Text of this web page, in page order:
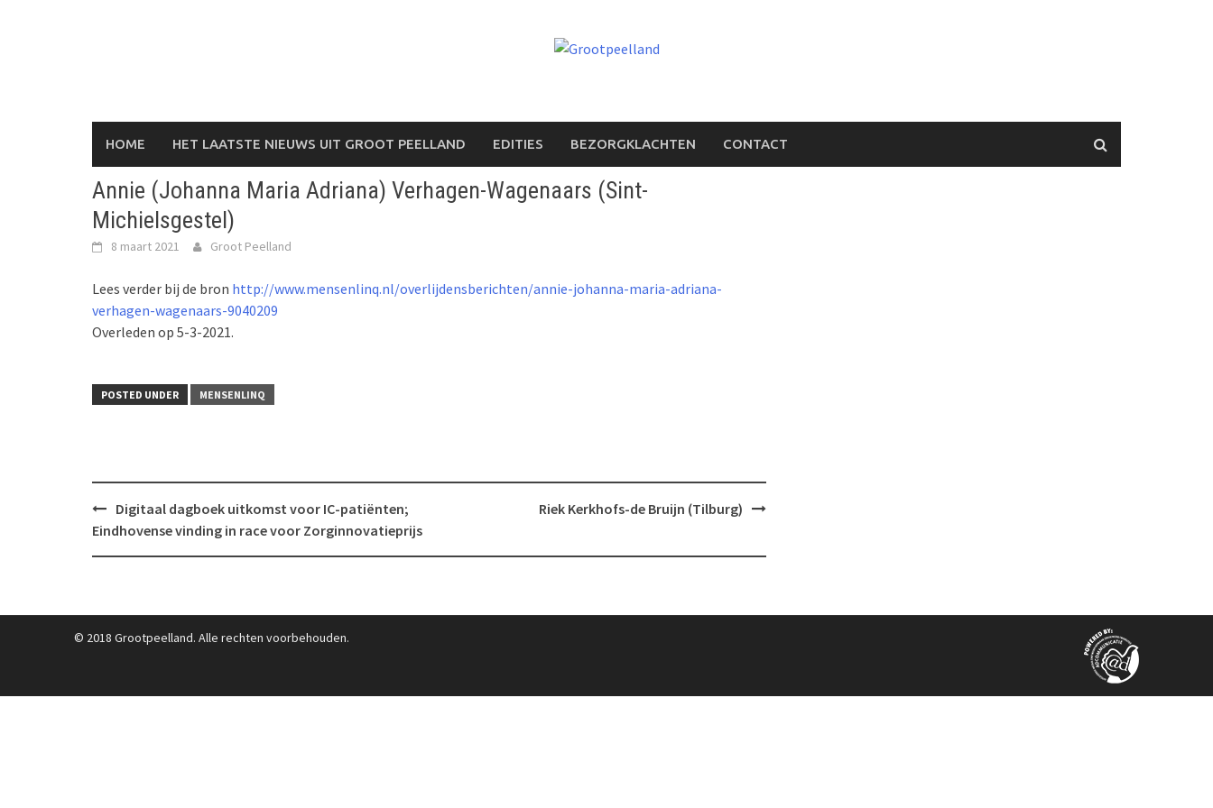
HOME HET LAATSTE NIEUWS UIT GROOT PEELLAND EDITIES BEZORGKLACHTEN CONTACT
Annie (Johanna Maria Adriana) Verhagen-Wagenaars (Sint-
Michielsgestel)
8 maart 2021 Groot Peelland
Lees verder bij de bron http://www.mensenlinq.nl/overlijdensberichten/annie-johanna-maria-adriana-
verhagen-wagenaars-9040209
Overleden op 5-3-2021.
POSTED UNDER MENSENLINQ
Post
navigation
Digitaal dagboek uitkomst voor IC-patiënten;
Eindhovense vinding in race voor Zorginnovatieprijs
Riek Kerkhofs-de Bruijn (Tilburg)
© 2018 Grootpeelland. Alle rechten voorbehouden.